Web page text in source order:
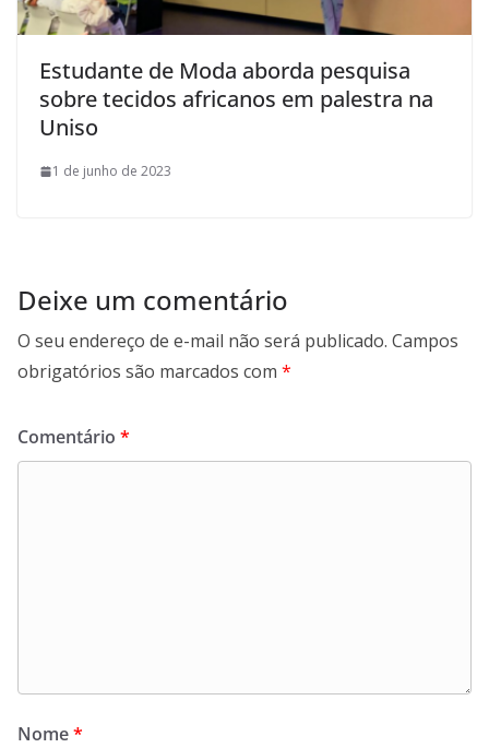
Estudante de Moda aborda pesquisa
sobre tecidos africanos em palestra na
Uniso
1 de junho de 2023
Deixe um comentário
O seu endereço de e-mail não será publicado. Campos
obrigatórios são marcados com *
Comentário *
Nome*